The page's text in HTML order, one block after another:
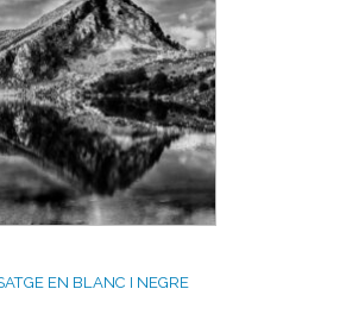
EN BLANC I NEGRE